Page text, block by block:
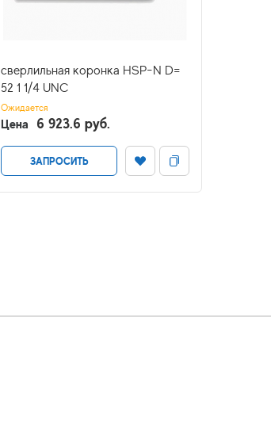
сверлильная коронка HSP-N D=
52 1 1/4 UNC
Ожидается
Цена 6 923.6 руб.
ЗАПРОСИТЬ